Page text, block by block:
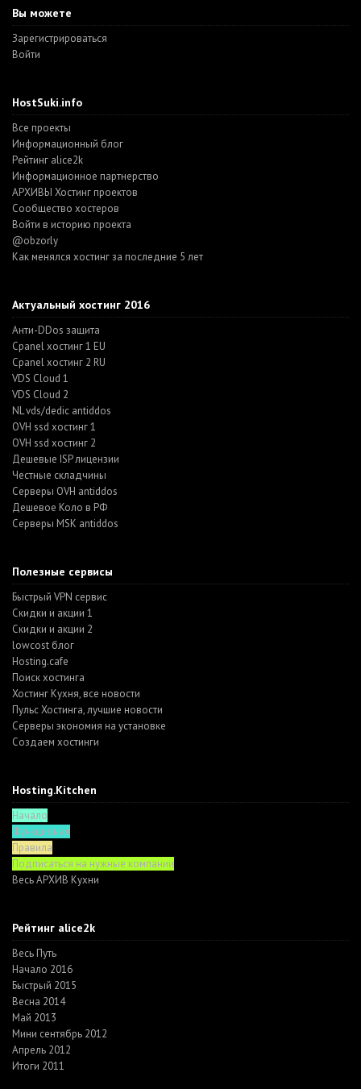
Вы можете
Зарегистрироваться
Войти
HostSuki.info
Все проекты
Информационный блог
Рейтинг alice2k
Информационное партнерство
АРХИВЫ Хостинг проектов
Cообщество хостеров
Войти в историю проекта
@obzorly
Как менялся хостинг за последние 5 лет
Актуальный хостинг 2016
Анти-DDos защита
Cpanel хостинг 1 EU
Cpanel хостинг 2 RU
VDS Cloud 1
VDS Cloud 2
NL vds/dedic antiddos
OVH ssd хостинг 1
OVH ssd хостинг 2
Дешевые ISP лицензии
Честные складчины
Серверы OVH antiddos
Дешевое Коло в РФ
Серверы MSK antiddos
Полезные сервисы
Быстрый VPN сервис
Скидки и акции 1
Скидки и акции 2
lowcost блог
Hosting.cafe
Поиск хостинга
Хостинг Кухня, все новости
Пульс Хостинга, лучшие новости
Серверы экономия на установке
Создаем хостинги
Hosting.Kitchen
Начало
Функционал
Правила
Подписаться на нужные компании
Весь АРХИВ Кухни
Рейтинг alice2k
Весь Путь
Начало 2016
Быстрый 2015
Весна 2014
Май 2013
Мини сентябрь 2012
Апрель 2012
Итоги 2011